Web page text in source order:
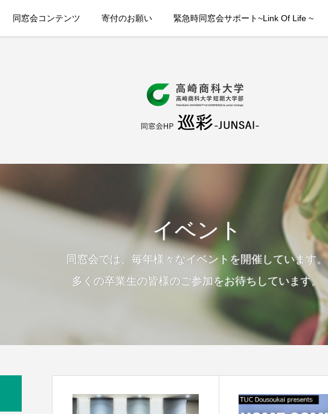
同窓会コンテンツ 寄付のお願い 緊急時同窓会サポート~Link Of Life ~
イベント
同窓会では、毎年様々なイベントを開催しています。
多くの卒業生の皆様のご参加をお待ちしています。